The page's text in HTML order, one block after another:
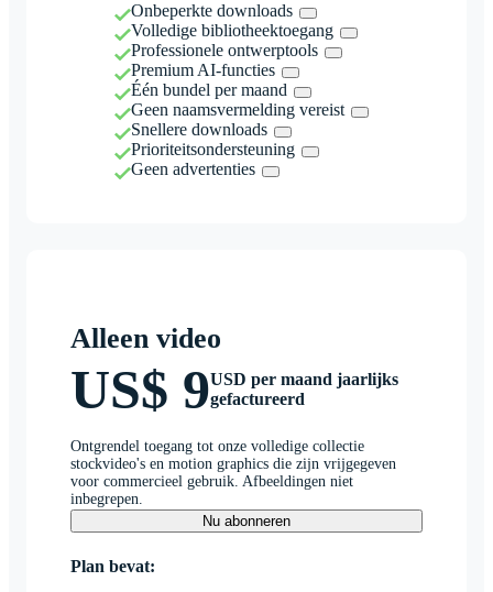
Onbeperkte downloads
Volledige bibliotheektoegang
Professionele ontwerptools
Premium AI-functies
Één bundel per maand
Geen naamsvermelding vereist
Snellere downloads
Prioriteitsondersteuning
Geen advertenties
Alleen video
US$ 9USD per maand jaarlijks
gefactureerd
Ontgrendel toegang tot onze volledige collectie
stockvideo's en motion graphics die zijn vrijgegeven
voor commercieel gebruik. Afbeeldingen niet
inbegrepen.
Nu abonneren
Plan bevat: